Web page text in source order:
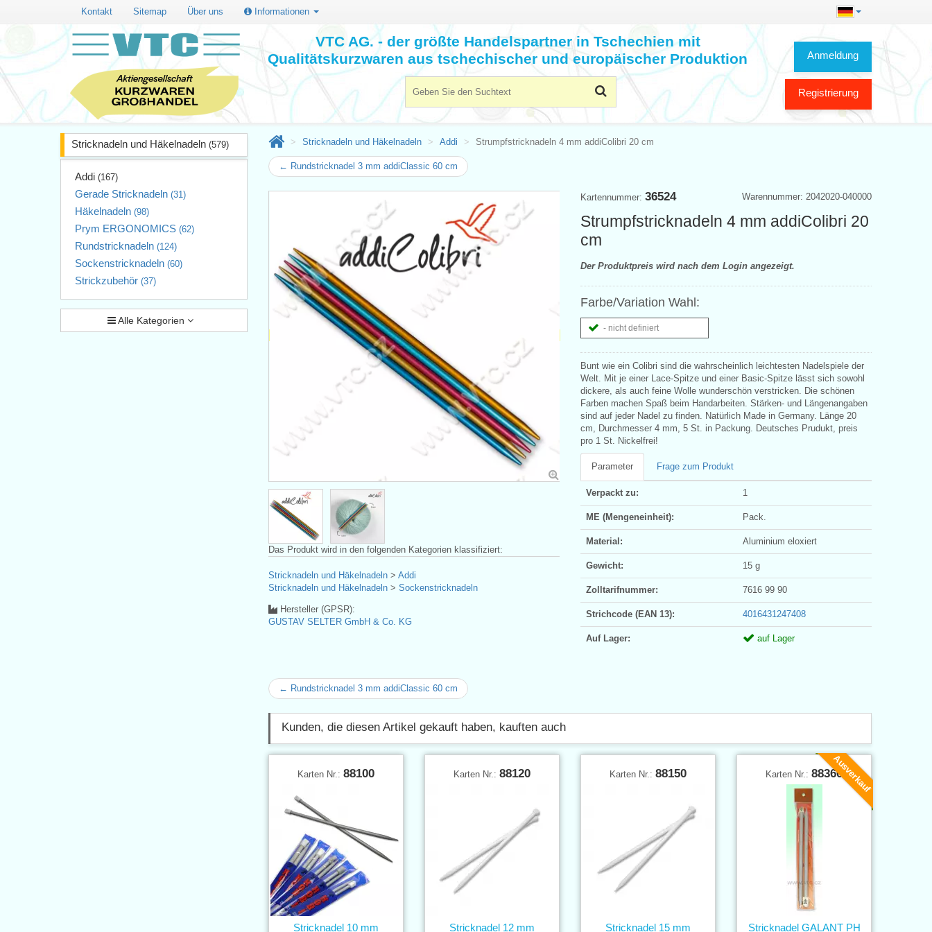
Kontakt Sitemap Über uns Informationen
Anmeldung
Registrierung
VTC AG. - der größte Handelspartner in Tschechien mit
Qualitätskurzwaren aus tschechischer und europäischer Produktion
Stricknadeln und Häkelnadeln (579)
Addi (167)
Gerade Stricknadeln (31)
Häkelnadeln (98)
Prym ERGONOMICS (62)
Rundstricknadeln (124)
Sockenstricknadeln (60)
Strickzubehör (37)
Alle Kategorien
Stricknadeln und Häkelnadeln Addi Strumpfstricknadeln 4 mm addiColibri 20 cm
← Rundstricknadel 3 mm addiClassic 60 cm
Warennummer: 2042020-040000
Kartennummer: 36524
Strumpfstricknadeln 4 mm addiColibri 20
cm
Der Produktpreis wird nach dem Login angezeigt.
Farbe/Variation Wahl:
- nicht definiert
Bunt wie ein Colibri sind die wahrscheinlich leichtesten Nadelspiele der
Welt. Mit je einer Lace-Spitze und einer Basic-Spitze lässt sich sowohl
dickere, als auch feine Wolle wunderschön verstricken. Die schönen
Farben machen Spaß beim Handarbeiten. Stärken- und Längenangaben
sind auf jeder Nadel zu finden. Natürlich Made in Germany. Länge 20
cm, Durchmesser 4 mm, 5 St. in Packung. Deutsches Prudukt, preis
pro 1 St. Nickelfrei!
Parameter Frage zum Produkt
Verpackt zu: 1
ME (Mengeneinheit): Pack.
Material: Aluminium eloxiert
Gewicht: 15 g
Zolltarifnummer: 7616 99 90
Strichcode (EAN 13): 4016431247408
Auf Lager: auf Lager
Das Produkt wird in den folgenden Kategorien klassifiziert:
Stricknadeln und Häkelnadeln > Addi
Stricknadeln und Häkelnadeln > Sockenstricknadeln
Hersteller (GPSR):
GUSTAV SELTER GmbH & Co. KG
← Rundstricknadel 3 mm addiClassic 60 cm
Kunden, die diesen Artikel gekauft haben, kauften auch
Karten Nr.: 88100
Stricknadel 10 mm
Karten Nr.: 88120
Stricknadel 12 mm
Karten Nr.: 88150
Stricknadel 15 mm
Ausverkauf
Karten Nr.: 88360
Stricknadel GALANT PH